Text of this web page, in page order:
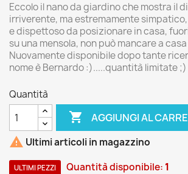
Eccolo il nano da giardino che mostra il
irriverente, ma estremamente
e dispettoso da posizionare in casa,
su una mensola, non può mancare a
Nuovamente disponibile dopo tante
nome è Bernardo :).....quantità limitate ;)
Quantità
 AGGIUNGI AL
 Ultimi articoli in magazzino
ULTIMI PEZZI Quantità disponibile: 1